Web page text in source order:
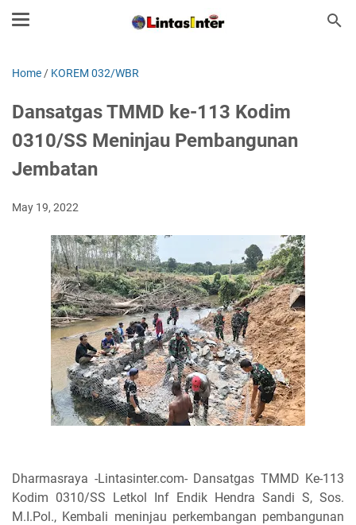
Home / KOREM 032/WBR
Dansatgas TMMD ke-113 Kodim
0310/SS Meninjau Pembangunan
Jembatan
May 19, 2022
Dharmasraya -Lintasinter.com- Dansatgas TMMD Ke-113
Kodim 0310/SS Letkol Inf Endik Hendra Sandi S, Sos.
M.I.Pol., Kembali meninjau perkembangan pembangunan